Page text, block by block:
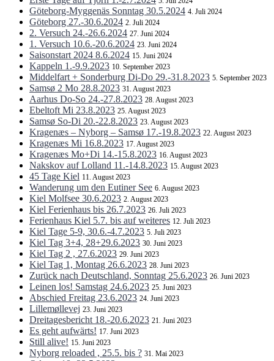
Göteborg-Myggenäs Sonntag 30.5.2024 4. Juli 2024
Göteborg 27.-30.6.2024 2. Juli 2024
2. Versuch 24.-26.6.2024 27. Juni 2024
1. Versuch 10.6.-20.6.2024 23. Juni 2024
Saisonstart 2024 8.6.2024 15. Juni 2024
Kappeln 1.-9.9.2023 10. September 2023
Middelfart + Sonderburg Di-Do 29.-31.8.2023 5. September 2023
Samsø 2 Mo 28.8.2023 31. August 2023
Aarhus Do-So 24.-27.8.2023 28. August 2023
Ebeltoft Mi 23.8.2023 25. August 2023
Samsø So-Di 20.-22.8.2023 23. August 2023
Kragenæs – Nyborg – Samsø 17.-19.8.2023 22. August 2023
Kragenæs Mi 16.8.2023 17. August 2023
Kragenæs Mo+Di 14.-15.8.2023 16. August 2023
Nakskov auf Lolland 11.-14.8.2023 15. August 2023
45 Tage Kiel 11. August 2023
Wanderung um den Eutiner See 6. August 2023
Kiel Molfsee 30.6.2023 2. August 2023
Kiel Ferienhaus bis 26.7.2023 26. Juli 2023
Ferienhaus Kiel 5.7. bis auf weiteres 12. Juli 2023
Kiel Tage 5-9, 30.6.-4.7.2023 5. Juli 2023
Kiel Tag 3+4, 28+29.6.2023 30. Juni 2023
Kiel Tag 2 , 27.6.2023 29. Juni 2023
Kiel Tag 1, Montag 26.6.2023 28. Juni 2023
Zurück nach Deutschland, Sonntag 25.6.2023 26. Juni 2023
Leinen los! Samstag 24.6.2023 25. Juni 2023
Abschied Freitag 23.6.2023 24. Juni 2023
Lillemøllevej 23. Juni 2023
Dreitagesbericht 18.-20.6.2023 21. Juni 2023
Es geht aufwärts! 17. Juni 2023
Still alive! 15. Juni 2023
Nyborg reloaded , 25.5. bis ? 31. Mai 2023